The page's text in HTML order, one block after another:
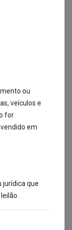
ou
veículos e
for
em
jurídica que